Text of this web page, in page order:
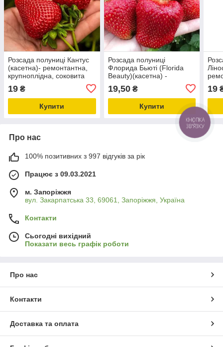
Розсада полуниці Кантус
(касетна)- ремонтантна,
крупноплідна, соковита
19 ₴
Купити
Розсада полуниці
Флорида Бьюті (Florida
Beauty)(касетна) -
крупноплідна, соковита
19,50₴
Купити
19
Про нас
100% позитивних з 997 відгуків за рік
Працює з 09.03.2021
м. Запоріжжя
вул. Закарпатська 33, 69061, Запоріжжя, Україна
Контакти
Сьогодні вихідний
Показати весь графік роботи
Про нас
Контакти
Доставка та оплата